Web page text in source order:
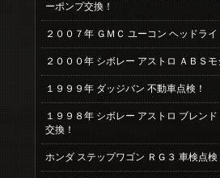
ーポンプ交換！
２００７年 ＧＭＣ ユーコン ヘッドライ
２０００年 シボレー アストロ ＡＢＳモ
１９９９年 ダッジバン 不動車点検！
１９９８年 シボレー アストロ ブレン
交換！
ホンダ ステップワゴン ＲＧ３ 車検点検